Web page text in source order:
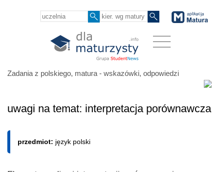
Zadania z polskiego, matura - wskazówki, odpowiedzi
uwagi na temat: interpretacja porównawcza
przedmiot: język polski